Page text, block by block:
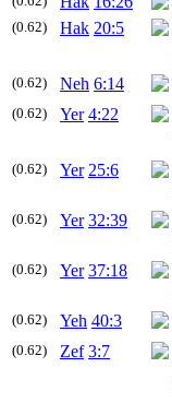
(0.62) Hak 20:5
(0.62)
Neh 6:14
(0.62) Yer 4:22
(0.62) Yer 25:6
(0.62) Yer 32:39
(0.62) Yer 37:18
(0.62) Yeh 40:3
(0.62) Zef 3:7